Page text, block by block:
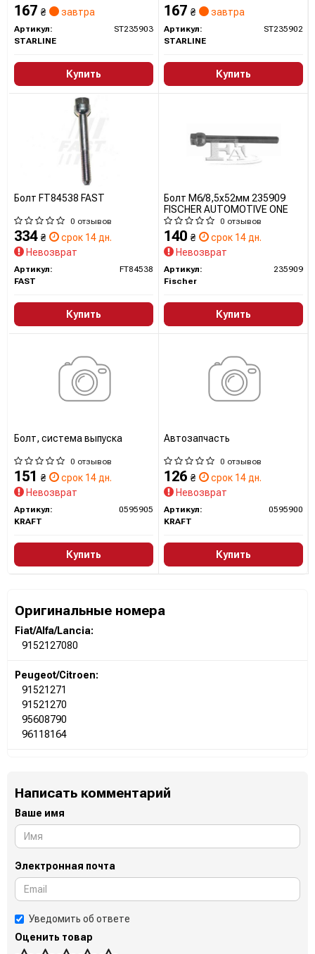
167 ₴ завтра
Артикул:
ST235903
STARLINE
Купить
167 ₴ завтра
Артикул:
ST235902
STARLINE
Купить
Болт FT84538 FAST
0 отзывов
334 ₴
срок 14 дн.
Невозврат
Артикул:
FT84538
FAST
Купить
Болт M6/8,5x52мм 235909
FISCHER AUTOMOTIVE ONE
0 отзывов
140 ₴
срок 14 дн.
Невозврат
Артикул:
235909
Fischer
Купить
Болт, система выпуска
0 отзывов
151 ₴
срок 14 дн.
Невозврат
Артикул:
0595905
KRAFT
Купить
Автозапчасть
0 отзывов
126 ₴
срок 14 дн.
Невозврат
Артикул:
0595900
KRAFT
Купить
Оригинальные номера
Fiat/Alfa/Lancia:
9152127080
Peugeot/Citroen:
91521271
91521270
95608790
96118164
Написать комментарий
Ваше имя
Электронная почта
Уведомить об ответе
Оценить товар